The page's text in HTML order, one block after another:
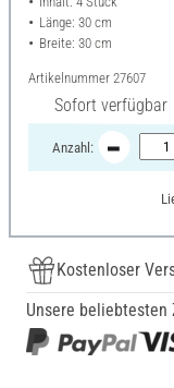
Länge: 30 cm
Breite: 30 cm
Artikelnummer 27607
Sofort verfügbar
Anzahl:
Kostenloser
Unsere beliebtesten